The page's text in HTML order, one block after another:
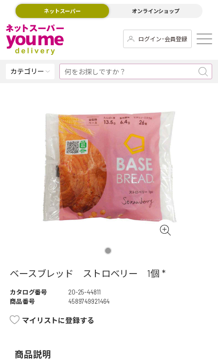
ネットスーパー オンラインショップ
ログイン･会員登録
カテゴリー
ベースブレッド ストロベリー 1個 *
カタログ番号
20-25-44811
商品番号
4589749921464
マイリストに登録する
商品説明